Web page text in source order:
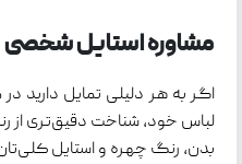
مشاوره استایل شخصی
اگر به هر دلیلی تمایل دارید
لباس خود، شناخت دقیق‌تری از
بدن، رنگ چهره و استایل